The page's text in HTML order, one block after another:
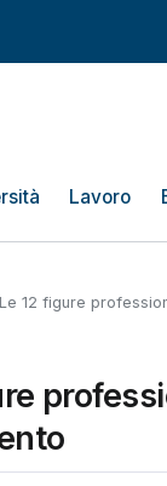
Lavoro
Le 12 figure